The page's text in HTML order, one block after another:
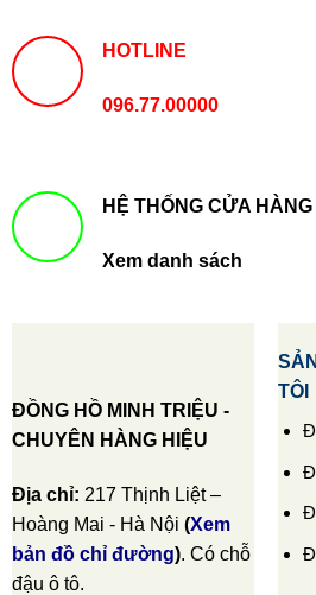
HOTLINE
096.77.00000
HỆ THỐNG CỬA HÀNG
Xem danh sách
ĐỒNG HỒ MINH TRIỆU -
CHUYÊN HÀNG HIỆU
Địa chỉ: 217 Thịnh Liệt –
Hoàng Mai - Hà Nội (Xem
bản đồ chỉ đường). Có chỗ
đậu ô tô.
TÔI